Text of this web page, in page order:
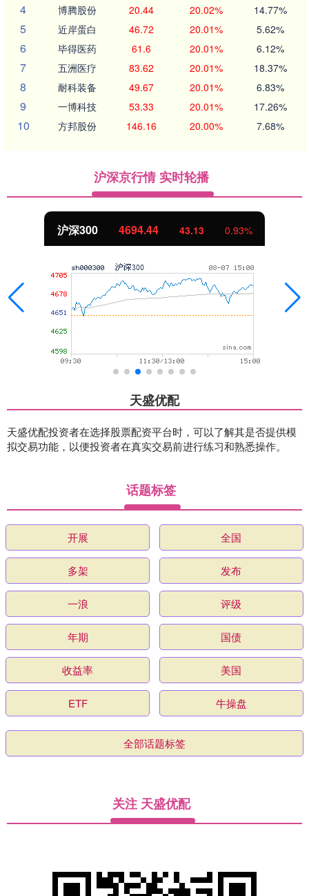
4 博腾股份 20.44 20.02% 14.77%
5 近岸蛋白 46.72 20.01% 5.62%
6 毕得医药 61.6 20.01% 6.12%
7 五洲医疗 83.62 20.01% 18.37%
8 耐科装备 49.67 20.01% 6.83%
9 一博科技 53.33 20.01% 17.26%
10 方邦股份 146.16 20.00% 7.68%
沪深京行情 实时轮播
沪深300 4694.44 43.13 0.93%
天盛优配
天盛优配投资者在选择股票配资平台时，可以了解其是否提供模
拟交易功能，以便投资者在真实交易前进行练习和熟悉操作。
话题标签
开展 全国
多架 发布
一浪 评级
年期 国债
收益率 美国
ETF 牛操盘
全部话题标签
关注 天盛优配